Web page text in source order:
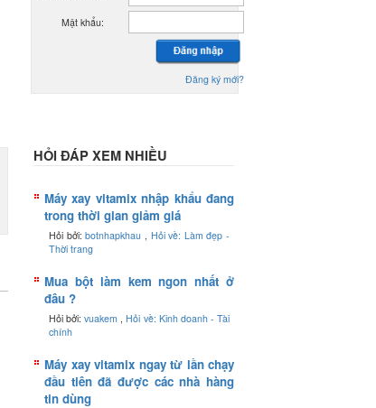
Mật khẩu:
Đăng ký mới?
HỎI ĐÁP XEM NHIỀU
Máy xay vitamix nhập khẩu đang
trong thời gian giảm giá
Hỏi bởi:botnhapkhau
Hỏi về: Làm đẹp -
Thời trang
Mua bột làm kem ngon nhất ở
đâu ?
Hỏi bởi:vuakem ,Hỏi về: Kinh doanh - Tài
chính
Máy xay vitamix ngay từ lần chạy
đầu tiên đã được các nhà hàng
tin dùng